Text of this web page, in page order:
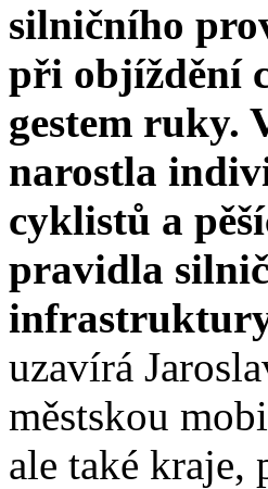
silničního
při objíždění
gestem ruky.
narostla
cyklistů a
pravidla
infrastruktury
uzavírá
městskou
ale také kraje,